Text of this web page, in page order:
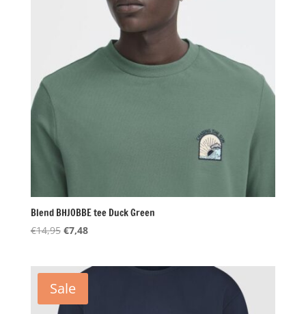
Blend BHJOBBE tee Duck Green
€14,95 Oorspronkelijke
€14,95.
€7,48Huidige
€7,48.
Sale